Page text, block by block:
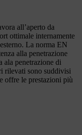
all’aperto da
ottimale internamente
La norma EN
alla penetrazione
ala penetrazione di
rilevati sono suddivisi
offre le prestazioni più